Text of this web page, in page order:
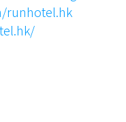
runhotel.hk